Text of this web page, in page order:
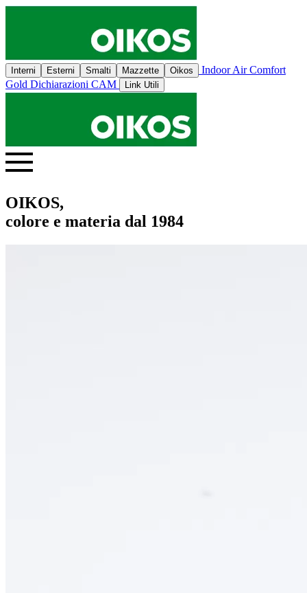
Interni Esterni Smalti Mazzette Oikos
Indoor Air Comfort
Gold Dichiarazioni CAM Link Utili
OIKOS,
colore e materia dal 1984